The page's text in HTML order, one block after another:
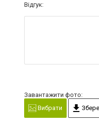
Відгук:
Завантажити фото:
Вибрати